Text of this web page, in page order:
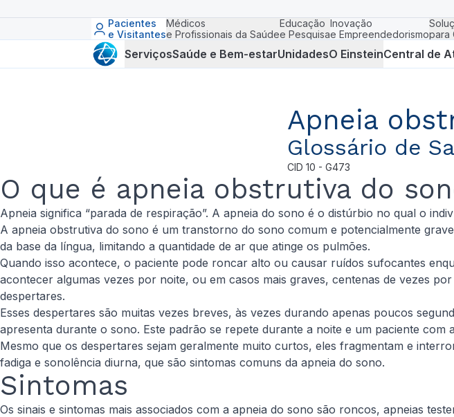
Pacientes
e Visitantes
Médicos
e Profissionais da Saúde
Educação
e Pesquisa
Inovação
e Empreendedorismopara
ServiçosSaúde e Bem-estarUnidadesO EinsteinCentral de
Apneia
Glossário de
CID 10 - G473
O que é apneia obstrutiva do
Apneia significa “parada de respiração”. A apneia do sono é o distúrbio no qual o
A apneia obstrutiva do sono é um transtorno do sono comum e potencialmente
da base da língua, limitando a quantidade de ar que atinge os pulmões.
Quando isso acontece, o paciente pode roncar alto ou causar ruídos sufocantes
acontecer algumas vezes por noite, ou em casos mais graves, centenas de vezes
despertares.
Esses despertares são muitas vezes breves, às vezes durando apenas poucos
apresenta durante o sono. Este padrão se repete durante a noite e um paciente
Mesmo que os despertares sejam geralmente muito curtos, eles fragmentam e
fadiga e sonolência diurna, que são sintomas comuns da apneia do sono.
Sintomas
Os sinais e sintomas mais associados com a apneia do sono são roncos, apneias